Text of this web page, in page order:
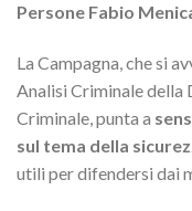
Persone Fabio
La Campagna, che si
Analisi Criminale della
Criminale, punta a
sul tema della
utili per difendersi dai